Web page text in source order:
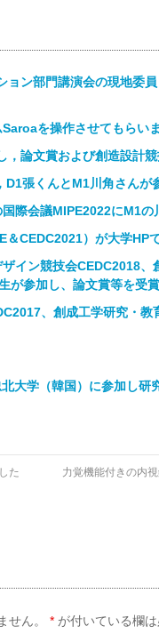
ョン部門講演会の現地委
を操作させてもらい
，論文賞および創造設計
D1張くんとM1川角さんが
際会議MIPE2022にM1の
CEDC2021）が大学HP
イン競技会CEDC2018、
が参加し、論文賞等を受
、創成工学研究・
大学（韓国）に参加し研
た
力覚機能付きの内
せん。 * が付いている欄